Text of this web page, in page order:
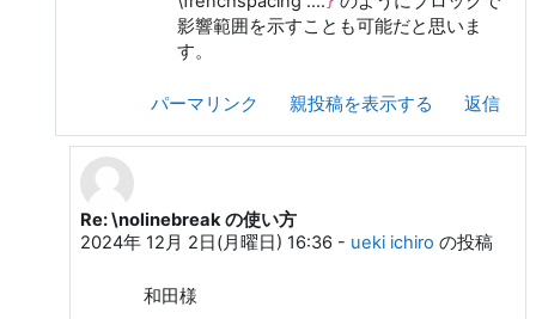
影響範囲を示すことも可能だと思いま
す。
パーマリンク 親投稿を表示する 返信
和田 勇 への返信
Re: \nolinebreak の使い方
2024年 12月 2日(月曜日) 16:36- ueki ichiro の投稿
和田様